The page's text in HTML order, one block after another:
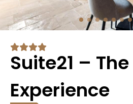
Suite21 –
Experience